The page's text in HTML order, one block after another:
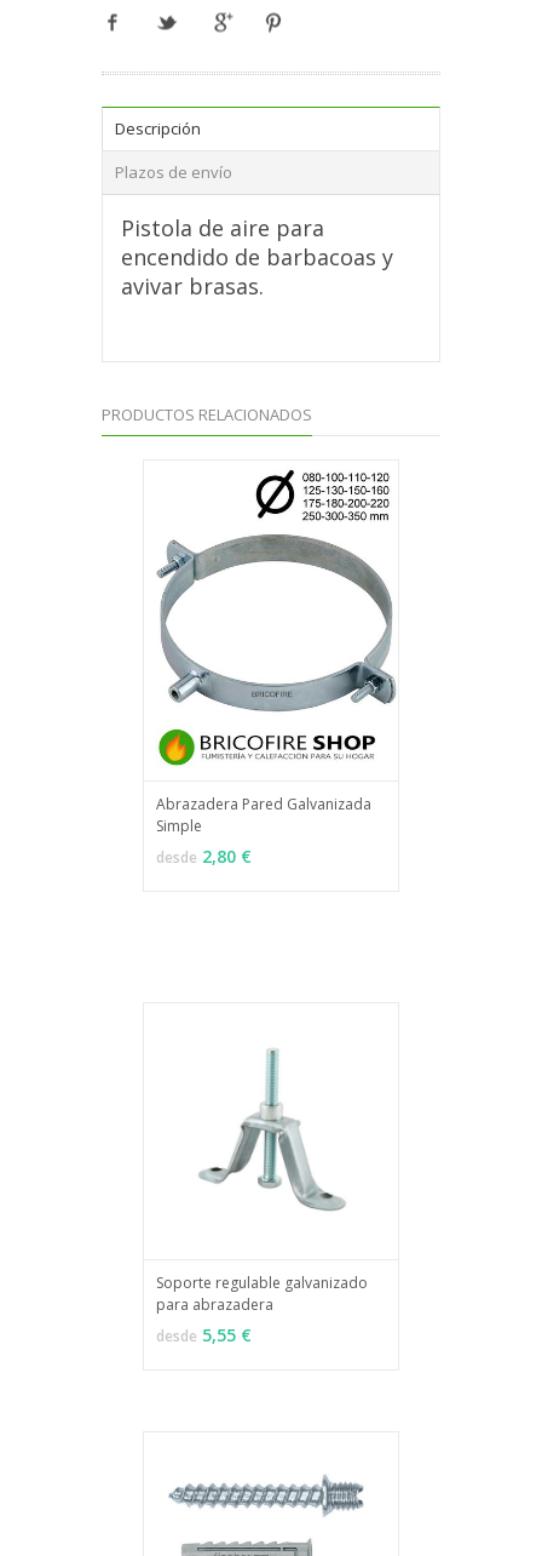
Descripción
Plazos de envío
Pistola de aire para
encendido de barbacoas y
avivar brasas.
PRODUCTOS RELACIONADOS
VER OPCIONES
Abrazadera Pared Galvanizada
Simple
desde 2,80 €
VER OPCIONES
Soporte regulable galvanizado
para abrazadera
desde 5,55 €